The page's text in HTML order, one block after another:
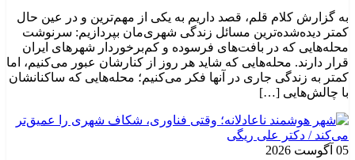
به گزارش کلام قلم، قصد داریم به یکی از مهم‌ترین و در عین حال
کمتر دیده‌شده‌ترین مسائل زندگی شهری‌مان بپردازیم: سرنوشت
محله‌هایی که در بافت‌های فرسوده و کم‌برخوردار شهرهای ایران
قرار دارند. محله‌هایی که شاید هر روز از کنارشان عبور می‌کنیم، اما
کمتر به زندگی جاری در آنها فکر می‌کنیم؛ محله‌هایی که ساکنانشان
با چالش‌هایی […]
05 آگوست 2026